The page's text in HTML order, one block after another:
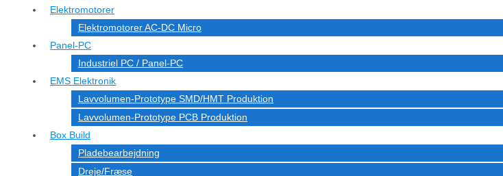
Elektromotorer
Elektromotorer AC-DC Micro
Panel-PC
Industriel PC / Panel-PC
EMS Elektronik
Lavvolumen-Prototype SMD/HMT Produktion
Lavvolumen-Prototype PCB Produktion
Box Build
Pladebearbejdning
Dreje/Fræse